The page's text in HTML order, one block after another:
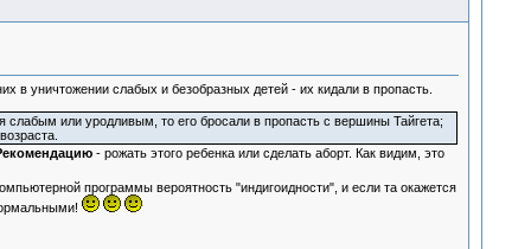
в уничтожении слабых и безобразных детей - их кидали в пропасть.
слабым или уродливым, то его бросали в пропасть с вершины Тайгета;
- рожать этого ребенка или сделать аборт. Как видим, это
программы вероятность "индигоидности", и если та окажется